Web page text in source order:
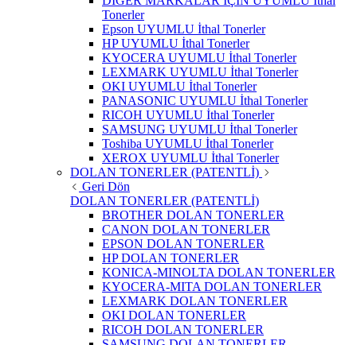
Tonerler
Epson UYUMLU İthal Tonerler
HP UYUMLU İthal Tonerler
KYOCERA UYUMLU İthal Tonerler
LEXMARK UYUMLU İthal Tonerler
OKI UYUMLU İthal Tonerler
PANASONIC UYUMLU İthal Tonerler
RICOH UYUMLU İthal Tonerler
SAMSUNG UYUMLU İthal Tonerler
Toshiba UYUMLU İthal Tonerler
XEROX UYUMLU İthal Tonerler
DOLAN TONERLER (PATENTLİ)
Geri Dön
DOLAN TONERLER (PATENTLİ)
BROTHER DOLAN TONERLER
CANON DOLAN TONERLER
EPSON DOLAN TONERLER
HP DOLAN TONERLER
KONICA-MINOLTA DOLAN TONERLER
KYOCERA-MITA DOLAN TONERLER
LEXMARK DOLAN TONERLER
OKI DOLAN TONERLER
RICOH DOLAN TONERLER